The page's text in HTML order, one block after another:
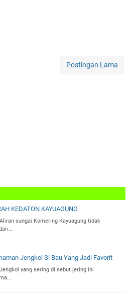
Postingan Lama
KEDATON KAYUAGUNG
sungai Komering Kayuagung tidak
Jengkol Si Bau Yang Jadi Favorit
yang sering di sebut jering ini